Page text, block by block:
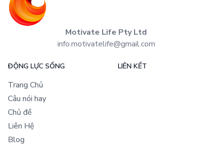
Motivate Life Pty Ltd
info.motivatelife@gmail.com
ĐỘNG LỰC SỐNG
Trang Chủ
Câu nói hay
Chủ đề
Liên Hệ
Blog
LIÊN KẾT